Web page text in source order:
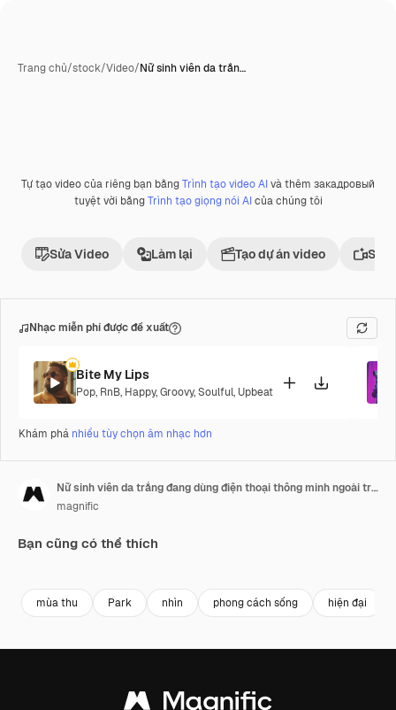
Trang chủ/stock/Video/Nữ sinh viên da trắn…
Tự tạo video của riêng bạn bằngTrình tạo video AIvà thêm закадровый
tuyệt vời bằngTrình tạo giọng nói AIcủa chúng tôi
Sửa Video Làm lại Tạo dự án video Sử
Nhạc miễn phí được đề xuất
Bite My Lips
Pop, RnB, Happy,Groovy,Soulful, Upbeat
Khám phá nhiều tùy chọn âm nhạc hơn
Nữ sinh viên da trắng đang dùng điện thoại thông minh ngoài trời
magnific
Bạn cũng có thể thích
mùa thu Park nhìn phong cách sống hiện đại